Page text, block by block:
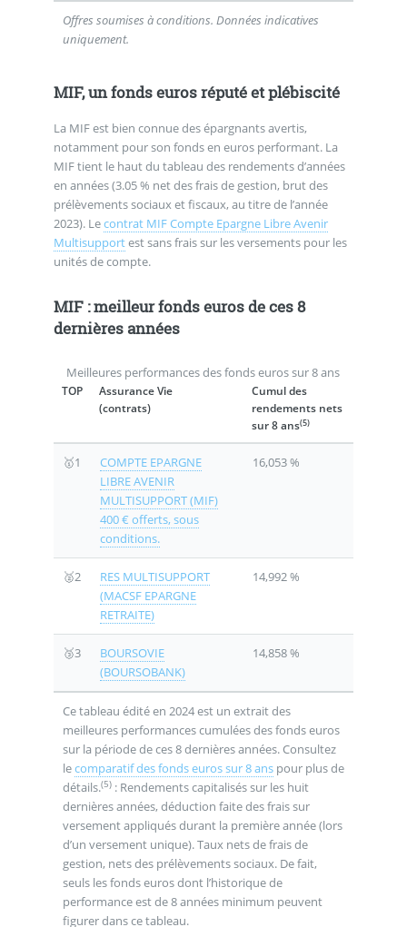
Offres soumises à conditions. Données indicatives
uniquement.
MIF, un fonds euros réputé et plébiscité
La MIF est bien connue des épargnants avertis,
notamment pour son fonds en euros performant. La
MIF tient le haut du tableau des rendements d’années
en années (3.05 % net des frais de gestion, brut des
prélèvements sociaux et fiscaux, au titre de l’année
2023). Lecontrat MIF Compte Epargne Libre Avenir
Multisupportest sans frais sur les versements pour les
unités de compte.
MIF : meilleur fonds euros de ces 8
dernières années
Meilleures performances des fonds euros sur 8 ans
TOP
Assurance Vie
(contrats)
Cumul des
rendements nets
sur 8 ans(5)
🥇1
COMPTE EPARGNE
LIBRE AVENIR
MULTISUPPORT (MIF)
400 € offerts, sous
conditions.
16,053 %
🥈2
RES MULTISUPPORT
(MACSF EPARGNE
RETRAITE)
14,992 %
🥉3
BOURSOVIE
(BOURSOBANK)
14,858 %
Ce tableau édité en 2024 est un extrait des
meilleures performances cumulées des fonds euros
sur la période de ces 8 dernières années. Consultez
lecomparatif des fonds euros sur 8 anspour plus de
détails.(5): Rendements capitalisés sur les huit
dernières années, déduction faite des frais sur
versement appliqués durant la première année (lors
d’un versement unique). Taux nets de frais de
gestion, nets des prélèvements sociaux. De fait,
seuls les fonds euros dont l’historique de
performance est de 8 années minimum peuvent
figurer dans ce tableau.